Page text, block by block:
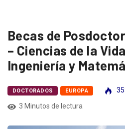
Becas de
– Ciencias de la
Ingeniería y
DOCTORADOS EUROPA
3 Minutos de lectura